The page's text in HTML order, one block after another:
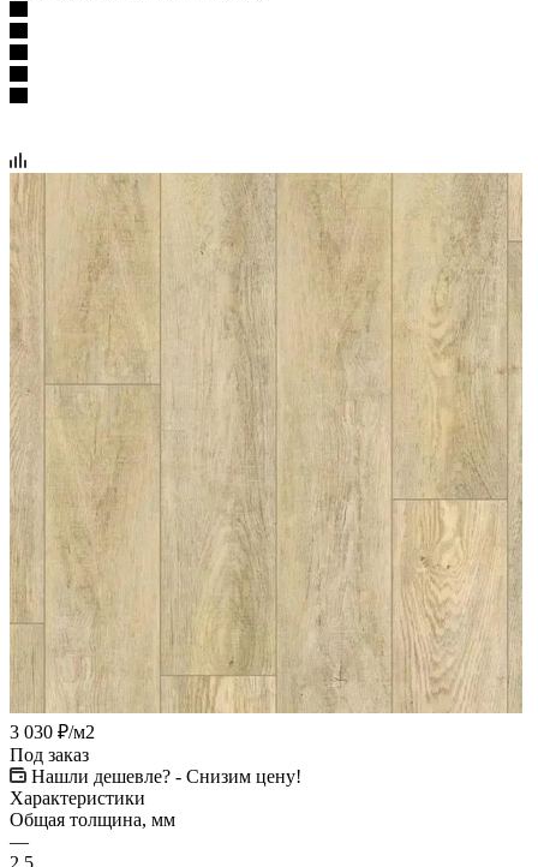
3 030 ₽/м2
Под заказ
Нашли дешевле? - Снизим цену!
Характеристики
Общая толщина, мм
—
2,5